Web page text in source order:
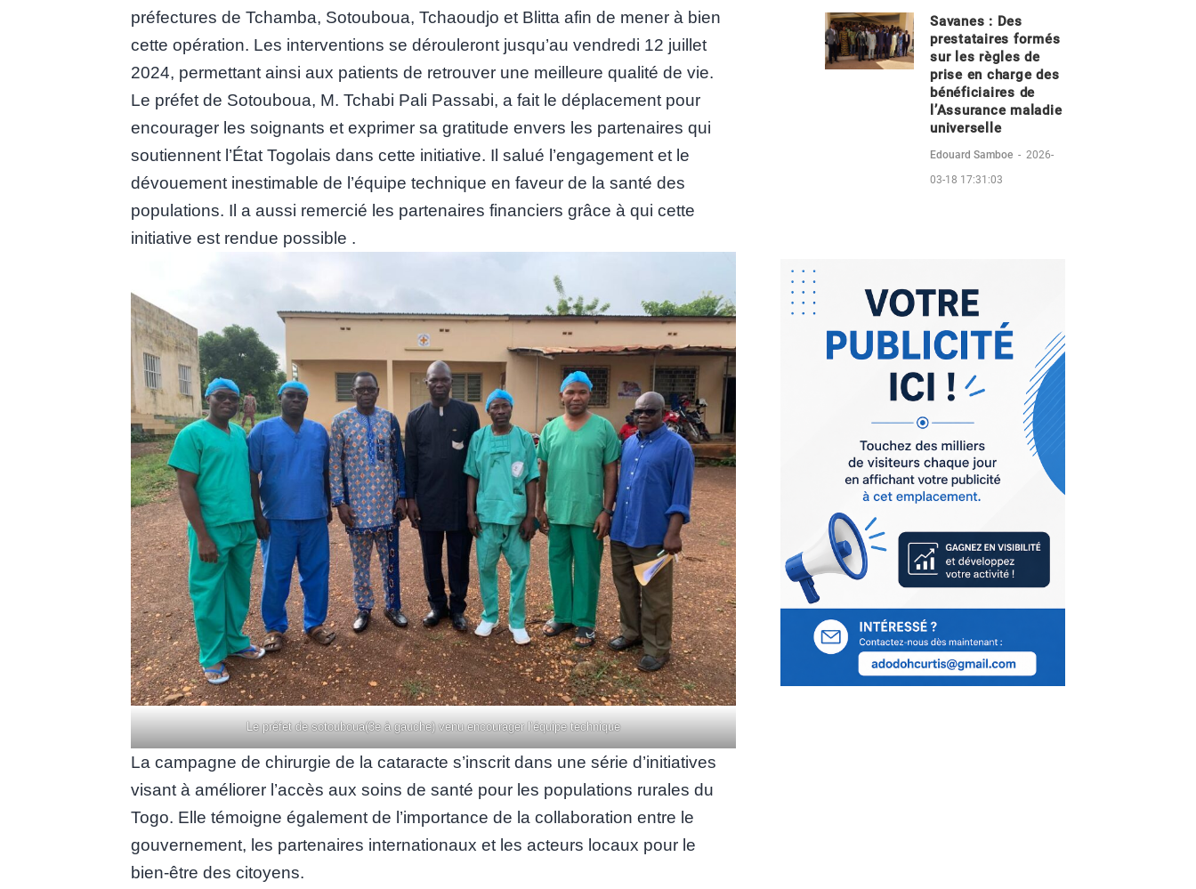
préfectures de Tchamba, Sotouboua, Tchaoudjo et Blitta afin de mener à bien
cette opération. Les interventions se dérouleront jusqu’au vendredi 12 juillet
2024, permettant ainsi aux patients de retrouver une meilleure qualité de vie.
Le préfet de Sotouboua, M. Tchabi Pali Passabi, a fait le déplacement pour
encourager les soignants et exprimer sa gratitude envers les partenaires qui
soutiennent l’État Togolais dans cette initiative. Il salué l’engagement et le
dévouement inestimable de l’équipe technique en faveur de la santé des
populations. Il a aussi remercié les partenaires financiers grâce à qui cette
initiative est rendue possible .
Le préfet de sotouboua(3e à gauche) venu encourager l’équipe technique
La campagne de chirurgie de la cataracte s’inscrit dans une série d’initiatives
visant à améliorer l’accès aux soins de santé pour les populations rurales du
Togo. Elle témoigne également de l’importance de la collaboration entre le
gouvernement, les partenaires internationaux et les acteurs locaux pour le
bien-être des citoyens.
Savanes : Des
prestataires formés
sur les règles de
prise en charge des
bénéficiaires de
l’Assurance maladie
universelle
Edouard Samboe - 2026-
03-18 17:31:03